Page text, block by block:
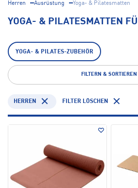
Herren Ausrüstung Yoga- & Pilatesmatten
YOGA- & PILATESMATTEN
YOGA- & PILATES-ZUBEHÖR
FILTERN & SORTIEREN
HERREN FILTER LÖSCHEN